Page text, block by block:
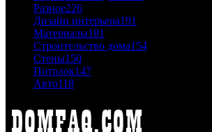
Разное226
Дизайн интерьера191
Материалы181
Строительство дома154
Стены150
Потолок147
Авто118